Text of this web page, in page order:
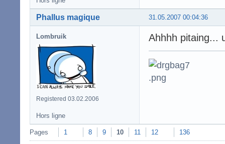
31.05.2007 00:04:36
Phallus magique
Lombruik
Registered 03.02.2006
Ahhhh pitaing...
Hors ligne
Pages 1 8 9 10 11 12 136